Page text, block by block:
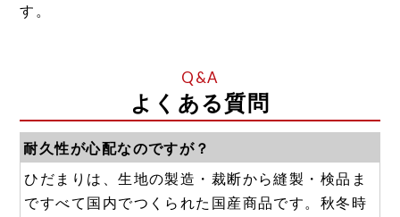
す。
よくある質問
耐久性が心配なのですが？
ひだまりは、生地の製造・裁断から縫製・検品ま
ですべて国内でつくられた国産商品です。秋冬時